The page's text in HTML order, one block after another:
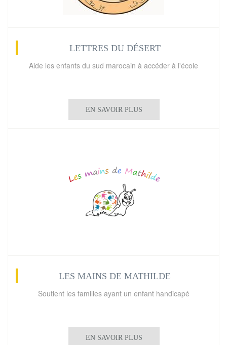
LETTRES DU DÉSERT
Aide les enfants du sud marocain à accéder à l'école
EN SAVOIR PLUS
LES MAINS DE MATHILDE
Soutient les familles ayant un enfant handicapé
EN SAVOIR PLUS